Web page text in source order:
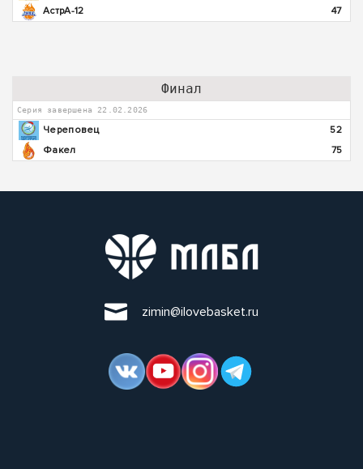
АстрА-12
47
Финал
Серия завершена 22.02.2026
Череповец
52
Факел
75
zimin@ilovebasket.ru